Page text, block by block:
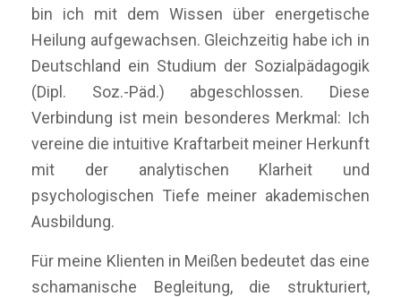
bin ich mit dem Wissen über energetische
Heilung aufgewachsen. Gleichzeitig habe ich in
Deutschland ein Studium der Sozialpädagogik
(Dipl. Soz.-Päd.) abgeschlossen. Diese
Verbindung ist mein besonderes Merkmal: Ich
vereine die intuitive Kraftarbeit meiner Herkunft
mit der analytischen Klarheit und
psychologischen Tiefe meiner akademischen
Ausbildung.
Für meine Klienten in Meißen bedeutet das eine
schamanische Begleitung, die strukturiert,